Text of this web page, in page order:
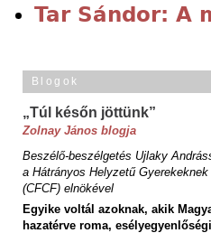
Tar Sándor: A
Blogok
„Túl későn jöttünk”
Zolnay János blogja
Beszélő-beszélgetés Ujlaky
a Hátrányos Helyzetű
(CFCF) elnökével
Egyike voltál azoknak, akik
hazatérve roma,